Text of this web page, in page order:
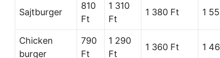
Sajtburger
810
Ft
1 310
Ft
1 380 Ft 1
Chicken
burger
790
Ft
1 290
Ft
1 360 Ft 1